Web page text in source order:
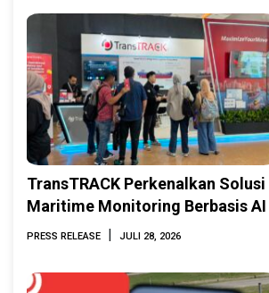
TransTRACK Perkenalkan
Maritime Monitoring Berbasis AI
INAMARINE 2026
PRESS RELEASE | JULI 28, 2026